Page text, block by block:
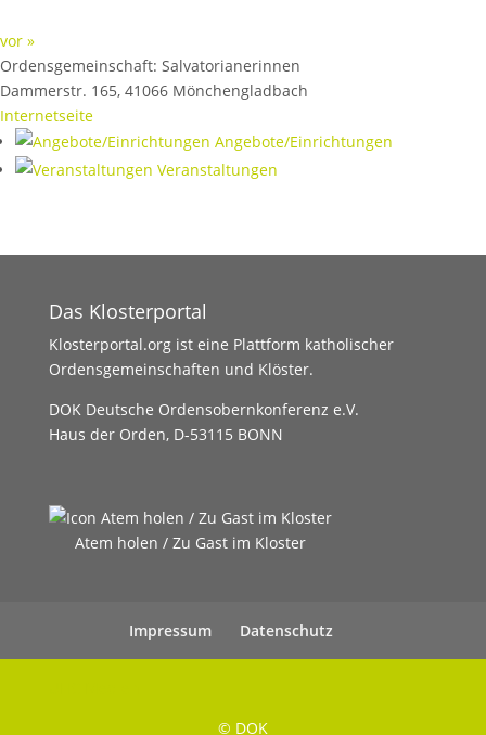
vor »
Ordensgemeinschaft: Salvatorianerinnen
Dammerstr. 165, 41066 Mönchengladbach
Internetseite
Angebote/Einrichtungen
Veranstaltungen
Das Klosterportal
Klosterportal.org ist eine Plattform katholischer
Ordensgemeinschaften und Klöster.
DOK Deutsche Ordensobernkonferenz e.V.
Haus der Orden, D-53115 BONN
Atem holen / Zu Gast im Kloster
Impressum Datenschutz
© DOK